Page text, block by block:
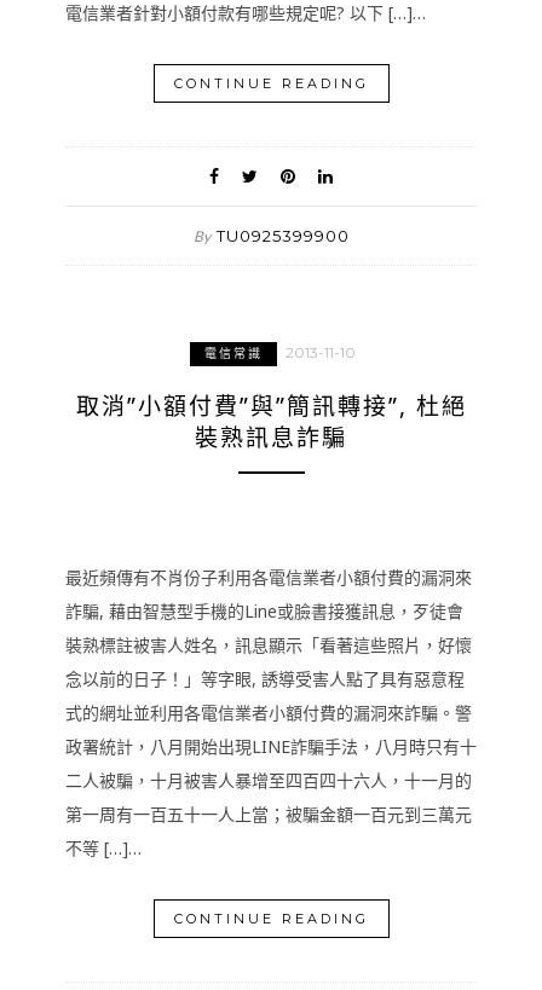
電信業者針對小額付款有哪些規定呢? 以下 […]…
CONTINUE READING
By TU0925399900
電信常識 2013-11-10
取消”小額付費”與”簡訊轉接”, 杜絕
裝熟訊息詐騙
最近頻傳有不肖份子利用各電信業者小額付費的漏洞來
詐騙, 藉由智慧型手機的Line或臉書接獲訊息，歹徒會
裝熟標註被害人姓名，訊息顯示「看著這些照片，好懷
念以前的日子！」等字眼, 誘導受害人點了具有惡意程
式的網址並利用各電信業者小額付費的漏洞來詐騙。警
政署統計，八月開始出現LINE詐騙手法，八月時只有十
二人被騙，十月被害人暴增至四百四十六人，十一月的
第一周有一百五十一人上當；被騙金額一百元到三萬元
不等 […]…
CONTINUE READING